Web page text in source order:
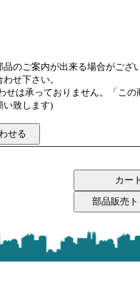
のご案内が出来る場合がござ
せ下さい。
せは承っておりません。「こ
い致します)